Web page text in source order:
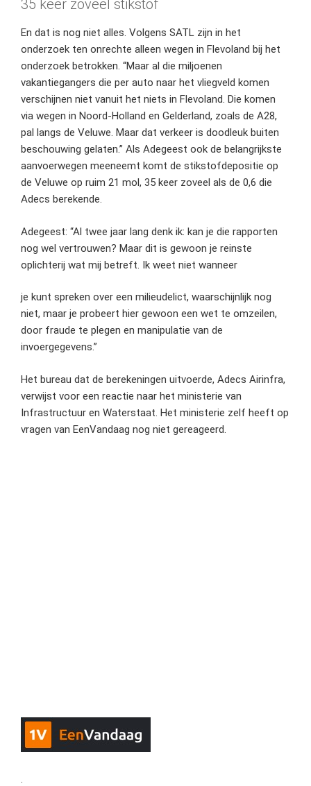
35 keer zoveel stikstof
En dat is nog niet alles. Volgens SATL zijn in het
onderzoek ten onrechte alleen wegen in Flevoland bij het
onderzoek betrokken. “Maar al die miljoenen
vakantiegangers die per auto naar het vliegveld komen
verschijnen niet vanuit het niets in Flevoland. Die komen
via wegen in Noord-Holland en Gelderland, zoals de A28,
pal langs de Veluwe. Maar dat verkeer is doodleuk buiten
beschouwing gelaten.” Als Adegeest ook de belangrijkste
aanvoerwegen meeneemt komt de stikstofdepositie op
de Veluwe op ruim 21 mol, 35 keer zoveel als de 0,6 die
Adecs berekende.
Adegeest: “Al twee jaar lang denk ik: kan je die rapporten
nog wel vertrouwen? Maar dit is gewoon je reinste
oplichterij wat mij betreft. Ik weet niet wanneer
je kunt spreken over een milieudelict, waarschijnlijk nog
niet, maar je probeert hier gewoon een wet te omzeilen,
door fraude te plegen en manipulatie van de
invoergegevens.”
Het bureau dat de berekeningen uitvoerde, Adecs Airinfra,
verwijst voor een reactie naar het ministerie van
Infrastructuur en Waterstaat. Het ministerie zelf heeft op
vragen van EenVandaag nog niet gereageerd.
.